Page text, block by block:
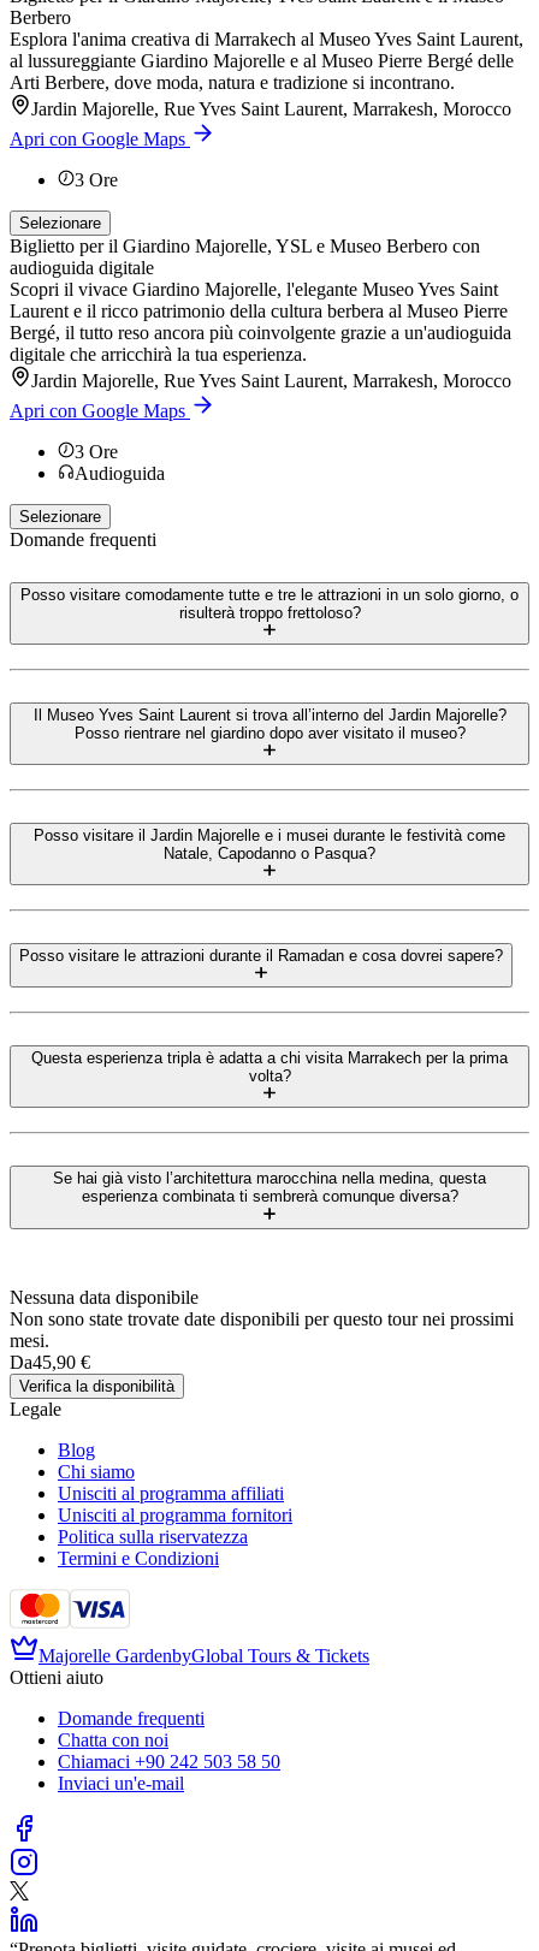
Berbero
Esplora l'anima creativa di Marrakech al Museo Yves Saint Laurent,
al lussureggiante Giardino Majorelle e al Museo Pierre Bergé delle
Arti Berbere, dove moda, natura e tradizione si incontrano.
Jardin Majorelle, Rue Yves Saint Laurent, Marrakesh, Morocco
Apri con Google Maps
3 Ore
Selezionare
Biglietto per il Giardino Majorelle, YSL e Museo Berbero con
audioguida digitale
Scopri il vivace Giardino Majorelle, l'elegante Museo Yves Saint
Laurent e il ricco patrimonio della cultura berbera al Museo Pierre
Bergé, il tutto reso ancora più coinvolgente grazie a un'audioguida
digitale che arricchirà la tua esperienza.
Jardin Majorelle, Rue Yves Saint Laurent, Marrakesh, Morocco
Apri con Google Maps
3 Ore
Audioguida
Selezionare
Domande frequenti
Posso visitare comodamente tutte e tre le attrazioni in un solo giorno, o
risulterà troppo frettoloso?
Il Museo Yves Saint Laurent si trova all’interno del Jardin Majorelle?
Posso rientrare nel giardino dopo aver visitato il museo?
Posso visitare il Jardin Majorelle e i musei durante le festività come
Natale, Capodanno o Pasqua?
Posso visitare le attrazioni durante il Ramadan e cosa dovrei sapere?
Questa esperienza tripla è adatta a chi visita Marrakech per la prima
volta?
Se hai già visto l’architettura marocchina nella medina, questa
esperienza combinata ti sembrerà comunque diversa?
Nessuna data disponibile
Non sono state trovate date disponibili per questo tour nei prossimi
mesi.
Da45,90 €
Verifica la disponibilità
Legale
Blog
Chi siamo
Unisciti al programma affiliati
Unisciti al programma fornitori
Politica sulla riservatezza
Termini e Condizioni
Majorelle GardenbyGlobal Tours & Tickets
Ottieni aiuto
Domande frequenti
Chatta con noi
Chiamaci +90 242 503 58 50
Inviaci un'e-mail